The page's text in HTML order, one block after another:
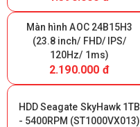
(Giữ lại Box để bảo hành)
Màn hình AOC 24B15H3
(23.8 inch/ FHD/ IPS/
120Hz/ 1ms)
2.190.000 đ
HDD Seagate SkyHawk 1TB
- 5400RPM (ST1000VX013)